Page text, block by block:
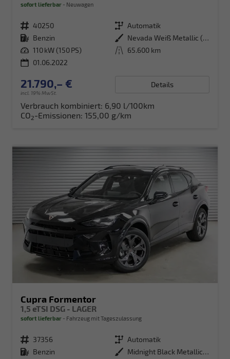
sofort lieferbar Neuwagen
Fahrzeugnr. 40250 Getriebe Automatik
Kraftstoff Benzin Außenfarbe
Nevada Weiß Metallic (2Y)
Leistung 110 kW (150 PS) Kilometerstand 65.600 km
01.06.2022
21.790,– €
incl. 19% MwSt.
Details
Verbrauch kombiniert: 6,90 l/100km
CO2-Emissionen: 155,00 g/km
Cupra Formentor
1,5 eTSI DSG - LAGER
sofort lieferbar Fahrzeug mit Tageszulassung
Fahrzeugnr. 37356 Getriebe Automatik
Kraftstoff Benzin Außenfarbe
Midnight Black Metallic (0E)